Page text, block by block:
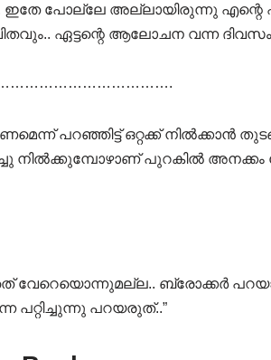
പോല്ലേ അല്ലായിരുന്നു എന്റെ
ഏട്ടന്റെ ആലോചന വന്ന
പറഞ്ഞിട്ട് ഒറ്റക്ക് നിൽക്കാൻ
നിൽക്കുമ്പോഴാണ് പുറകിൽ അനക്കം
വേറെയൊന്നുമല്ല.. ബ്രോക്കർ
പറ്റിച്ചുന്നു പറയരുത്..”